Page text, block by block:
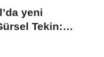
yeni
Tekin: